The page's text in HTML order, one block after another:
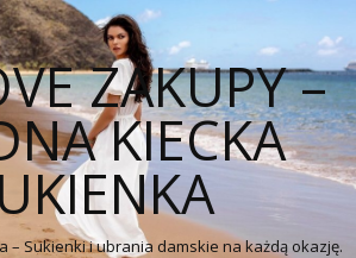
ZAKUPY –
KIECKA
– Sukienki i ubrania damskie na każdą okazję.